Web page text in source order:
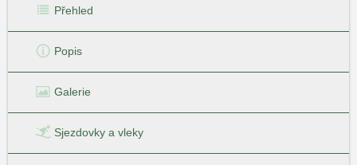
Přehled
Popis
Galerie
Sjezdovky a vleky